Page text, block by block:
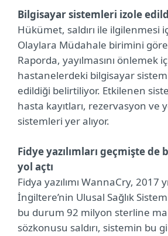
Bilgisayar sistemleri izole
Hükümet, saldırı ile ilgilenmesi
Olaylara Müdahale birimini
Raporda, yayılmasını önlemek
hastanelerdeki bilgisayar
edildiği belirtiliyor. Etkilenen
hasta kayıtları, rezervasyon ve
sistemleri yer alıyor.
Fidye yazılımları geçmişte de
yol açtı
Fidya yazılımı WannaCry, 2017
İngiltere’nin Ulusal Sağlık
bu durum 92 milyon sterline
sözkonusu saldırı, sistemin bu